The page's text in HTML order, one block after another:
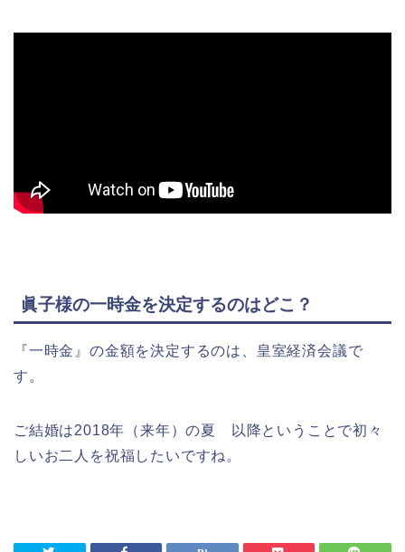
眞子様の一時金を決定するのはどこ？
『一時金』の金額を決定するのは、皇室経済会議で
す。
ご結婚は2018年（来年）の夏 以降ということで初々
しいお二人を祝福したいですね。